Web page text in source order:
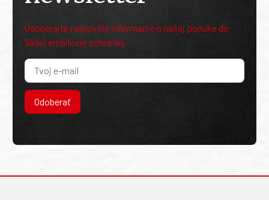
Odoberajte najnovšie informácie o našej ponuke do
Vašej emailovej schránky.
Odoberať